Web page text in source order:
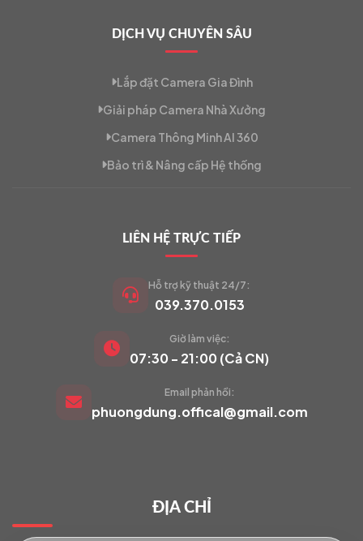
VIETCAM.VN
Đang trực tuyến
DỊCH VỤ CHUYÊN SÂU
Lắp đặt Camera Gia Đình
Giải pháp Camera Nhà Xưởng
Camera Thông Minh AI 360
Bảo trì & Nâng cấp Hệ thống
LIÊN HỆ TRỰC TIẾP
Hỗ trợ kỹ thuật 24/7:
039.370.0153
Giờ làm việc:
07:30 - 21:00 (Cả CN)
Email phản hồi:
phuongdung.offical@gmail.com
ĐỊA CHỈ